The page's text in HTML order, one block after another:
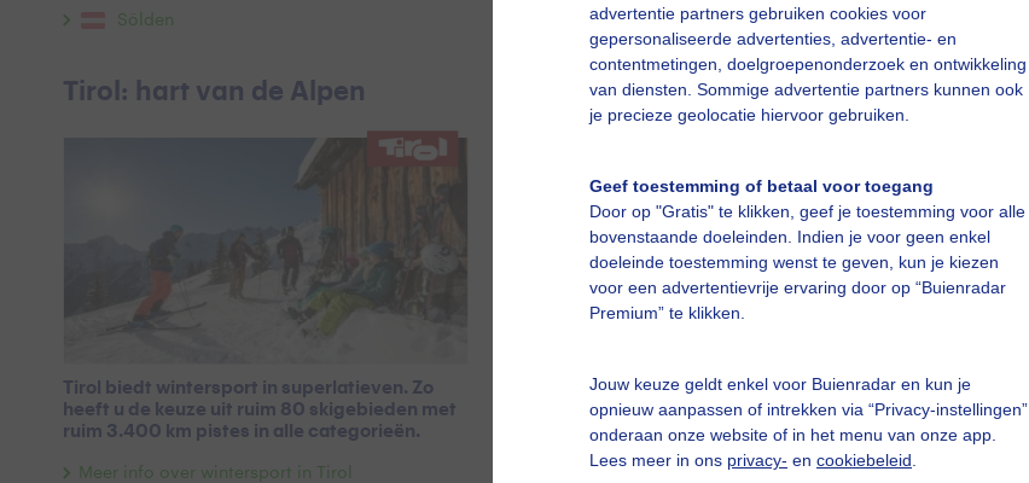
advertentie partners gebruiken cookies voor
gepersonaliseerde advertenties, advertentie- en
contentmetingen, doelgroepenonderzoek en ontwikkeling
van diensten. Sommige advertentie partners kunnen ook
je precieze geolocatie hiervoor gebruiken.
Geef toestemming of betaal voor toegang
Door op "Gratis" te klikken, geef je toestemming voor alle
bovenstaande doeleinden. Indien je voor geen enkel
doeleinde toestemming wenst te geven, kun je kiezen
voor een advertentievrije ervaring door op “Buienradar
Premium” te klikken.
Jouw keuze geldt enkel voor Buienradar en kun je
opnieuw aanpassen of intrekken via “Privacy-instellingen”
onderaan onze website of in het menu van onze app.
Lees meer in ons privacy- en cookiebeleid
Sölden
Tirol: hart van de Alpen
Tirol biedt wintersport in superlatieven. Zo
heeft u de keuze uit ruim 80 skigebieden met
ruim 3.400 km pistes in alle categorieën.
Meer info over wintersport in Tirol